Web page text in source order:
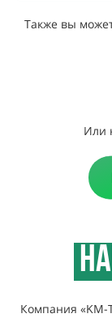
Также вы
Или
Компания «KM-